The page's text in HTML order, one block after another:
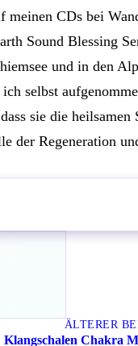
CDs bei
Sound Blessing
und in den
selbst
sie die heilsamen
der Regeneration
ÄLTERER
Klangschalen Chakra